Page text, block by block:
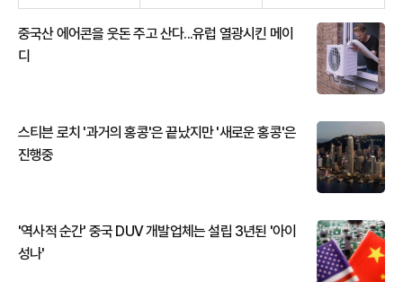
중국산 에어콘을 웃돈 주고 산다...유럽 열광시킨 메이
디
스티븐 로치 '과거의 홍콩'은 끝났지만 '새로운 홍콩'은
진행중
'역사적 순간' 중국 DUV 개발업체는 설립 3년된 '아이
성나'